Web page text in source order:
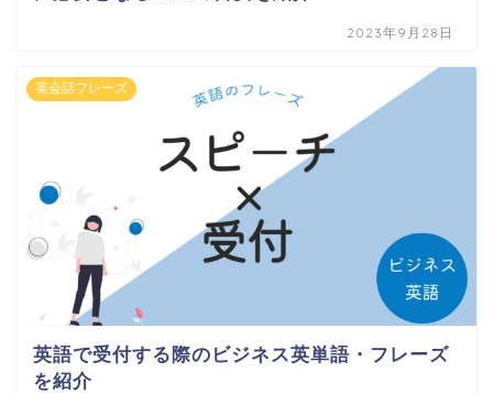
2023年9月28日
英会話フレーズ
英語で受付する際のビジネス英単語・フレーズ
を紹介